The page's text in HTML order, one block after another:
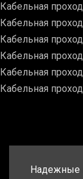
Кабельная
Кабельная
Кабельная
Кабельная
Кабельная
Кабельная
Надежные